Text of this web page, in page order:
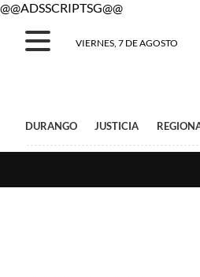
@@ADSSCRIPTSG@@
VIERNES, 7 DE AGOSTO
DURANGO JUSTICIA